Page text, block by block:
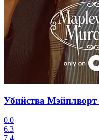
Убийства Мэйплворт
0.0
6.3